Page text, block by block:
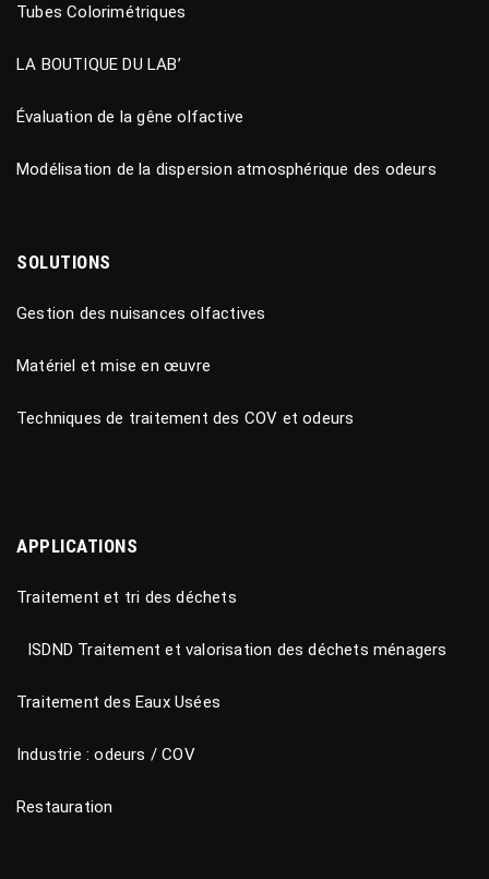
Tubes Colorimétriques
LA BOUTIQUE DU LAB’
Évaluation de la gêne olfactive
Modélisation de la dispersion atmosphérique des odeurs
SOLUTIONS
Gestion des nuisances olfactives
Matériel et mise en œuvre
Techniques de traitement des COV et odeurs
APPLICATIONS
Traitement et tri des déchets
ISDND Traitement et valorisation des déchets ménagers
Traitement des Eaux Usées
Industrie : odeurs / COV
Restauration